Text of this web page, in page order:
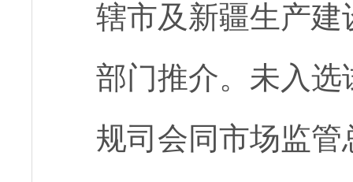
辖市及新疆生产
部门推介。未入
规司会同市场监